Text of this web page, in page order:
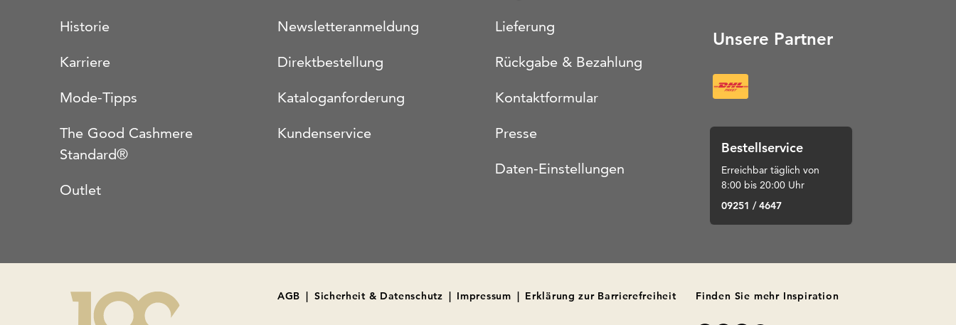
Historie
Karriere
Mode-Tipps
The Good Cashmere
Standard®
Outlet
Newsletteranmeldung
Direktbestellung
Kataloganforderung
Kundenservice
Lieferung
Rückgabe & Bezahlung
Kontaktformular
Presse
Daten-Einstellungen
Unsere Partner
Bestellservice
Erreichbar täglich von
8:00 bis 20:00 Uhr
09251 / 4647
AGB | Sicherheit & Datenschutz | Impressum | Erklärung zur Barrierefreiheit Finden Sie mehr Inspiration